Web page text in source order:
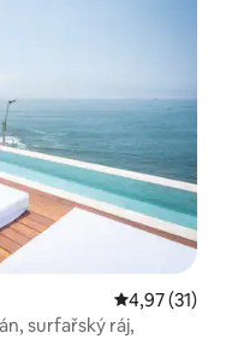
Průměrné
4,97 (31)
surfařský ráj,